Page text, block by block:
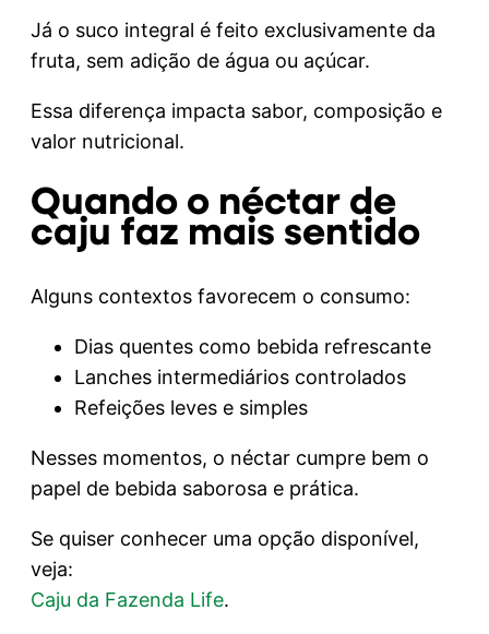
Já o suco integral é feito exclusivamente da
fruta, sem adição de água ou açúcar.
Essa diferença impacta sabor, composição e
valor nutricional.
Quando o néctar de
caju faz mais sentido
Alguns contextos favorecem o consumo:
Dias quentes como bebida refrescante
Lanches intermediários controlados
Refeições leves e simples
Nesses momentos, o néctar cumpre bem o
papel de bebida saborosa e prática.
Se quiser conhecer uma opção disponível,
veja:
Caju da Fazenda Life.